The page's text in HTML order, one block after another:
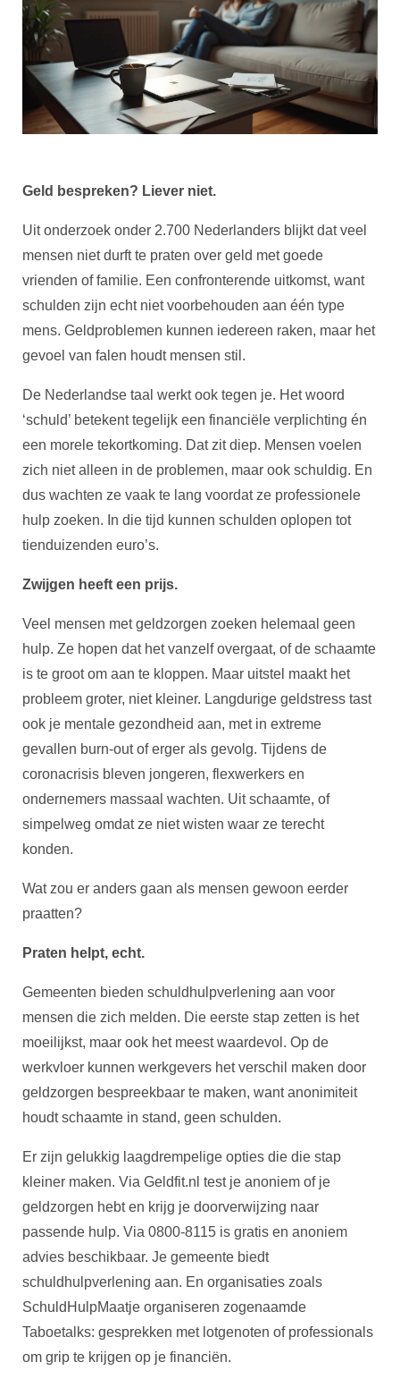
Geld bespreken? Liever niet.
Uit onderzoek onder 2.700 Nederlanders blijkt dat veel
mensen niet durft te praten over geld met goede
vrienden of familie. Een confronterende uitkomst, want
schulden zijn echt niet voorbehouden aan één type
mens. Geldproblemen kunnen iedereen raken, maar het
gevoel van falen houdt mensen stil.
De Nederlandse taal werkt ook tegen je. Het woord
‘schuld’ betekent tegelijk een financiële verplichting én
een morele tekortkoming. Dat zit diep. Mensen voelen
zich niet alleen in de problemen, maar ook schuldig. En
dus wachten ze vaak te lang voordat ze professionele
hulp zoeken. In die tijd kunnen schulden oplopen tot
tienduizenden euro’s.
Zwijgen heeft een prijs.
Veel mensen met geldzorgen zoeken helemaal geen
hulp. Ze hopen dat het vanzelf overgaat, of de schaamte
is te groot om aan te kloppen. Maar uitstel maakt het
probleem groter, niet kleiner. Langdurige geldstress tast
ook je mentale gezondheid aan, met in extreme
gevallen burn-out of erger als gevolg. Tijdens de
coronacrisis bleven jongeren, flexwerkers en
ondernemers massaal wachten. Uit schaamte, of
simpelweg omdat ze niet wisten waar ze terecht
konden.
Wat zou er anders gaan als mensen gewoon eerder
praatten?
Praten helpt, echt.
Gemeenten bieden schuldhulpverlening aan voor
mensen die zich melden. Die eerste stap zetten is het
moeilijkst, maar ook het meest waardevol. Op de
werkvloer kunnen werkgevers het verschil maken door
geldzorgen bespreekbaar te maken, want anonimiteit
houdt schaamte in stand, geen schulden.
Er zijn gelukkig laagdrempelige opties die die stap
kleiner maken. Via Geldfit.nl test je anoniem of je
geldzorgen hebt en krijg je doorverwijzing naar
passende hulp. Via 0800-8115 is gratis en anoniem
advies beschikbaar. Je gemeente biedt
schuldhulpverlening aan. En organisaties zoals
SchuldHulpMaatje organiseren zogenaamde
Taboetalks: gesprekken met lotgenoten of professionals
om grip te krijgen op je financiën.